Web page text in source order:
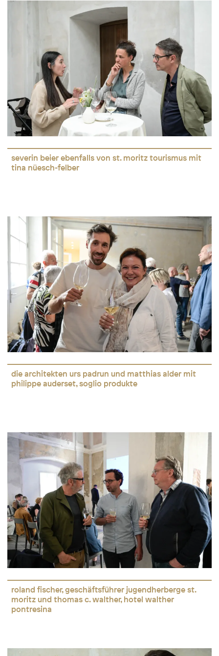
severin beier ebenfalls von st. moritz tourismus mit
tina nüesch-felber
die architekten urs padrun und matthias alder mit
philippe auderset, soglio produkte
roland fischer, geschäftsführer jugendherberge st.
moritz und thomas c. walther, hotel walther
pontresina